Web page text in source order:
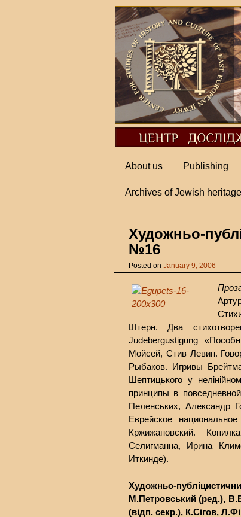
About us Publishing
Archives of Jewish heritage
Художньо-
№16
Posted on January 9, 2006
Штерн. Два
Judebergustigung
Мойсей, Стив Левин.
Рыбаков. Игривы
Шептицького у
принципы в
Пеленських, Александр
Еврейское
Кржижановский.
Селигманна, Ирина
Иткинде).
Художньо-
М.Петровський (ред.),
(відп. секр.), К.Сігов,